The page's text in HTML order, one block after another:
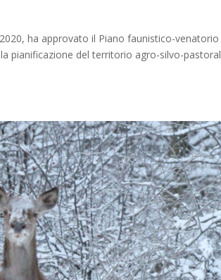
ha approvato il Piano faunistico-venatorio
pianificazione del territorio agro-silvo-